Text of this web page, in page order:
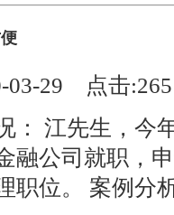
03-29 点击:265
： 江先生，今
融公司就职，
职位。 案例分